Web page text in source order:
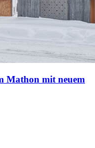
Mathon mit neuem